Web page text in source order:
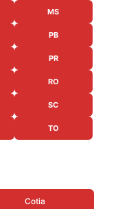
MS
PB
PR
RO
SC
TO
Cotia